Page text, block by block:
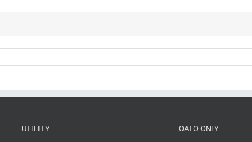
UTILITY OATO ONLY